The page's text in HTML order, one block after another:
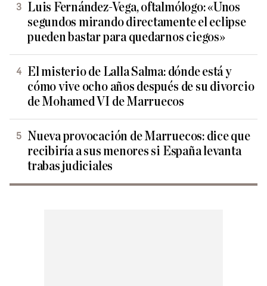
Luis Fernández-Vega, oftalmólogo: «Unos
segundos mirando directamente el eclipse
pueden bastar para quedarnos ciegos»
El misterio de Lalla Salma: dónde está y
cómo vive ocho años después de su divorcio
de Mohamed VI de Marruecos
Nueva provocación de Marruecos: dice que
recibiría a sus menores si España levanta
trabas judiciales